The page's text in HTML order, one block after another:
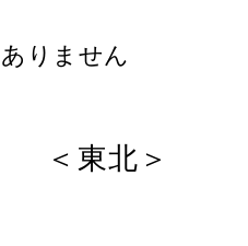
りません
＜東北＞